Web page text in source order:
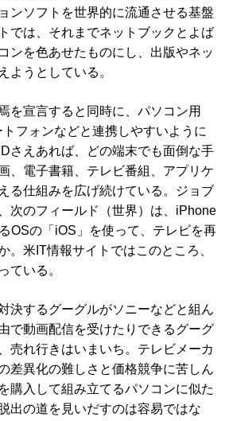
ンソフトを世界的に流通させる基盤
では、それまでネットブックとよば
ンを色あせたものにし、出版やネッ
ようとしている。
を宣言すると同時に、パソコン用
フォンなどと連携しやすいように
さえあれば、どの端末でも面倒な手
、電子書籍、テレビ番組、アプリケ
る仕組みを広げ続けている。ジョブ
次のフィールド（世界）は、iPhone
OSの「iOS」を使って、テレビを再
。米IT情報サイトではこのところ、
ている。
決するグーグルがソニーなどと組ん
で動画配信を受けたりできるグーグ
売れ行きはいまいち。テレビメーカ
差異化の難しさと価格競争に苦しん
購入して組み立てるパソコンに似た
出の道を見いだすのは容易ではな